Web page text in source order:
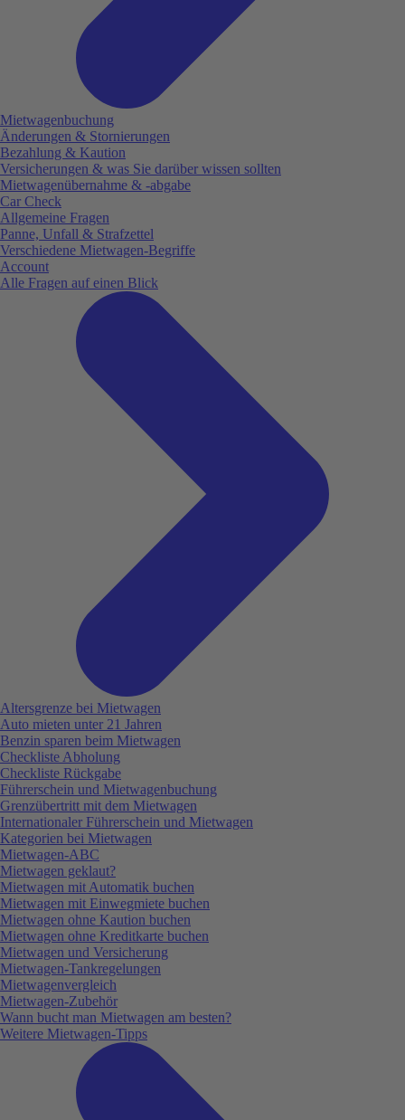
Mietwagenbuchung
Änderungen & Stornierungen
Bezahlung & Kaution
Versicherungen & was Sie darüber wissen sollten
Mietwagenübernahme & -abgabe
Car Check
Allgemeine Fragen
Panne, Unfall & Strafzettel
Verschiedene Mietwagen-Begriffe
Account
Alle Fragen auf einen Blick
Altersgrenze bei Mietwagen
Auto mieten unter 21 Jahren
Benzin sparen beim Mietwagen
Checkliste Abholung
Checkliste Rückgabe
Führerschein und Mietwagenbuchung
Grenzübertritt mit dem Mietwagen
Internationaler Führerschein und Mietwagen
Kategorien bei Mietwagen
Mietwagen-ABC
Mietwagen geklaut?
Mietwagen mit Automatik buchen
Mietwagen mit Einwegmiete buchen
Mietwagen ohne Kaution buchen
Mietwagen ohne Kreditkarte buchen
Mietwagen und Versicherung
Mietwagen-Tankregelungen
Mietwagenvergleich
Mietwagen-Zubehör
Wann bucht man Mietwagen am besten?
Weitere Mietwagen-Tipps